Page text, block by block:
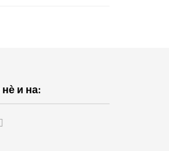
и на: